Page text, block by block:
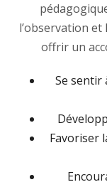
l’observation
offrir un
Se sentir
Favoriser